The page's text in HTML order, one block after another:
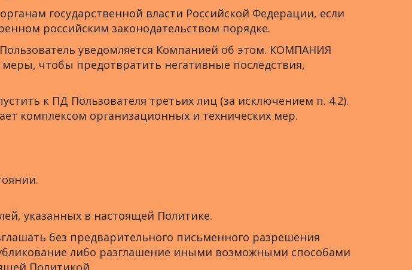
государственной власти Российской Федерации, если
российским законодательством порядке.
уведомляется Компанией об этом. КОМПАНИЯ
чтобы предотвратить негативные последствия,
к ПД Пользователя третьих лиц (за исключением п. 4.2).
комплексом организационных и технических мер.
указанных в настоящей Политике.
без предварительного письменного разрешения
либо разглашение иными возможными способами
Политикой.